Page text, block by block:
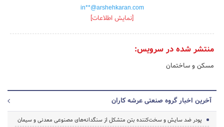
in**@arshehkaran.com
[نمایش اطلاعات]
منتشر شده در سرویس:
مسکن و ساختمان
آخرین اخبار گروه صنعتی عرشه کاران
پودر ضد سایش و سخت‌کننده بتن متشکل از سنگدانه‌های مصنوعی معدنی و سیمان